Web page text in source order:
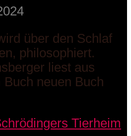
über den Schlaf
philosophiert.
liest aus
neuen Buch